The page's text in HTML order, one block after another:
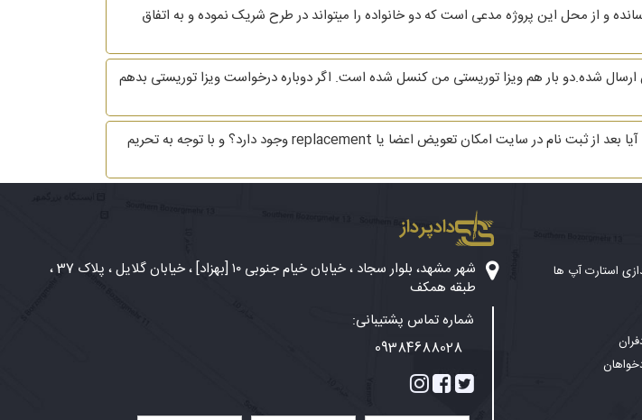
و از محل این پروژه مدعی است که دو خانواده را میتواند در طرح شریک نموده و به اتفاق
شده.دو بار هم ویزا توریستی من کنسل شده است. اگر دوباره درخواست ویزا توریستی بدهم
سلام وقتتون به خیر، درباره ی انتقال شرکت استارت آپ به کشور استونی سوال داشتم، آیا بعد از ثبت نام در سایت امکان تعویض اعضا یا replacement وجود دارد؟ و با توجه به تحریم
استارت آپ ها
دادپرداز
شهر مشهد، بلوار سجاد ، خیابان خیام جنوبی ۱۰ [بهزاد] ، خیابان گلایل ، پلاک 37 ،
طبقه همکف
شماره تماس پشتیبانی:
09384688028